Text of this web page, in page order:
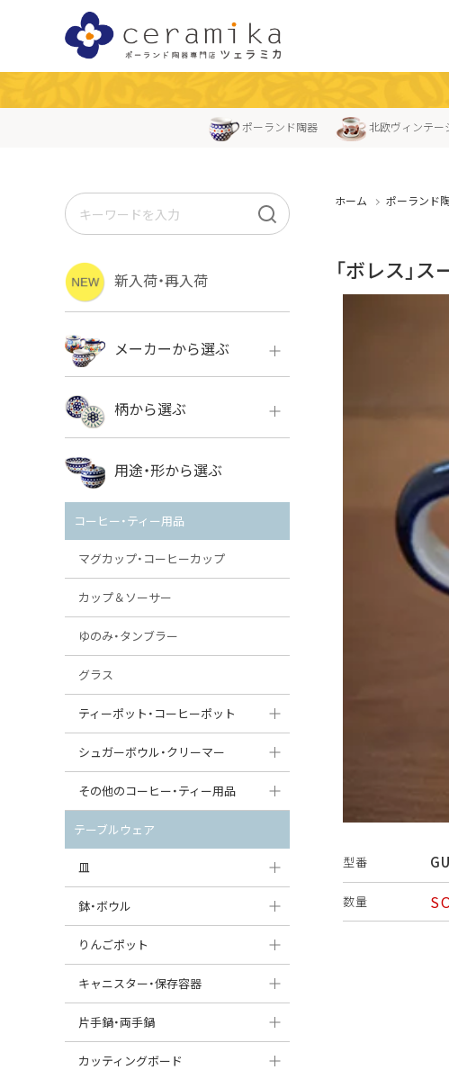
ポーランド陶器 北欧ヴィンテー
ホーム ポーランド
「ボレス」
型番
数量
新入荷・再入荷
メーカーから選ぶ
ボレス
VENA
ミレナ
柄から選ぶ
ボレス
用途・形から選ぶ
コーヒー・ティー用品
マグカップ・コーヒーカップ
カップ＆ソーサー
ゆのみ・タンブラー
グラス
ティーポット・コーヒーポット
ティーポット
コーヒーポット
シュガーボウル・クリーマー
シュガーボウル
クリーマー
その他のコーヒー・ティー用品
ポットウォーマー
ピッチャー
コーヒードリッパー
すべて見る
テーブルウェア
皿
大皿（24cm〜）
中皿（18〜24cm）
丸皿
鉢・ボウル
大鉢（21cm〜）
中鉢（16〜21cm）
りんごポット
りんごポット
りんごポット小
キャニスター・保存容器
キャニスター
つぼ
片手鍋・両手鍋
ソースパン（片手鍋）
カッティングボード